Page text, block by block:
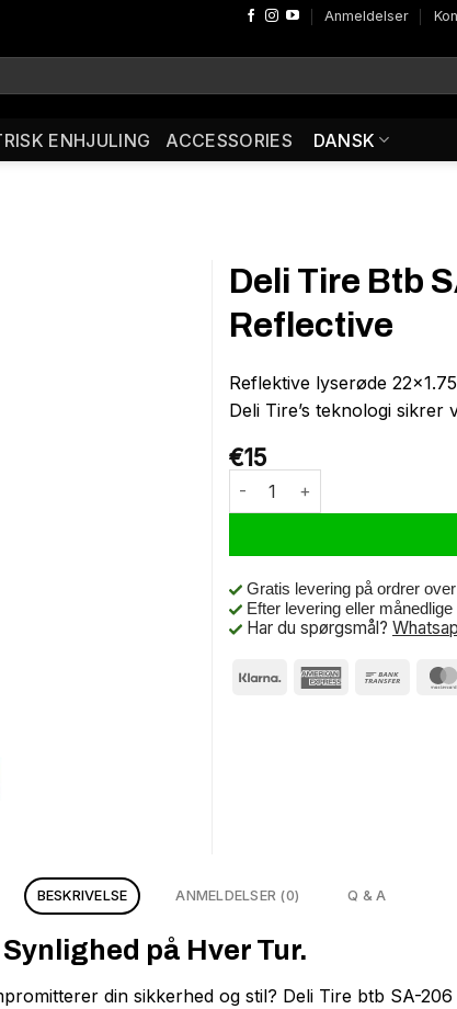
Anmeldelser
ENHJULING ACCESSORIES DANSK
Deli Tire Btb
Reflective
Reflektive lyserøde
Deli Tire’s teknologi
€15
Deli Tire Btb SA-206 22 x 1.75
Gratis levering på ordrer
Efter levering eller
Har du spørgsmål?
BESKRIVELSE ANMELDELSER (0) Q & A
på Hver Tur.
din sikkerhed og stil? Deli Tire btb SA-